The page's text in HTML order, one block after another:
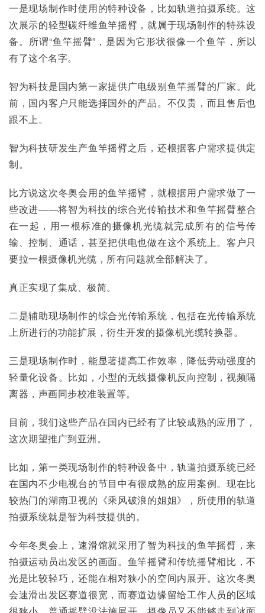
一是现场制作时使用的特种设备，比如轨道拍摄系统。这
次展示的轻型碳纤维鱼竿摇臂，就属于现场制作的特殊设
备。所谓“鱼竿摇臂”，是因为它形状很像一个鱼竿，所以
有了这个名字。
智为科技是国内第一家提供广电级别鱼竿摇臂的厂家。此
前，国内客户只能选择国外的产品。不仅贵，而且售后也
跟不上。
智为科技研发生产鱼竿摇臂之后，还根据客户需求提供定
制。
比方说这次冬奥会用的鱼竿摇臂，就根据用户需求做了一
些改进——将智为科技的综合光传输技术和鱼竿摇臂整合
在一起，用一根标准的摄像机光缆就完成所有的信号传
输、控制、通话，甚至把供电也做在这个系统上。客户只
要拉一根摄像机光缆，所有问题就全部解决了。
真正实现了集成、极简。
二是辅助现场制作的综合光传输系统，包括在光传输系统
上所进行的功能扩展，衍生开发的摄像机光缆转换器。
三是现场制作时，能显著提高工作效率，降低劳动强度的
轻量化设备。比如，小型的无线摄像机反向控制，视频隔
离器，声画同步校准装置等。
目前，我们这些产品在国内已经有了比较成熟的应用了，
这次期望推广到亚洲。
比如，第一类现场制作的特种设备中，轨道拍摄系统已经
在国内不少电视台的节目中有很成熟的应用案例。现在比
较热门的湖南卫视的《乘风破浪的姐姐》，所使用的轨道
拍摄系统就是智为科技提供的。
今年冬奥会上，速滑馆就采用了智为科技的鱼竿摇臂，来
拍摄运动员出发区的画面。鱼竿摇臂和传统摇臂相比，不
光是比较轻巧，还能在相对狭小的空间内展开。这次冬奥
会速滑出发区赛道很宽，而赛道边缘留给工作人员的区域